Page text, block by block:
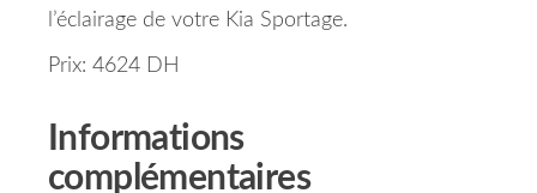
l’éclairage de votre Kia Sportage.
Prix: 4624 DH
Informations
complémentaires